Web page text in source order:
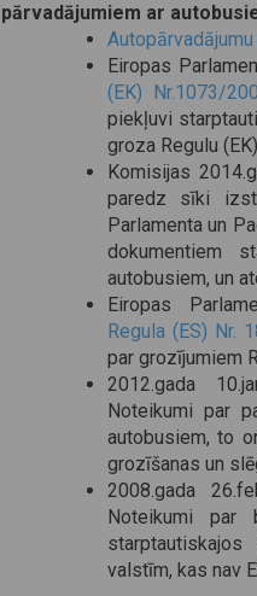
pārvadājumiem ar
Eiropas
(EK) Nr.1073/
piekļuvi
groza Regulu
Komisijas
paredz sīki
Parlamenta un
dokumentiem
autobusiem, un
Eiropas
Regula (ES) Nr.
par grozījumiem
2012.gada
Noteikumi par
autobusiem, to
grozīšanas un
2008.gada
Noteikumi par
valstīm, kas nav